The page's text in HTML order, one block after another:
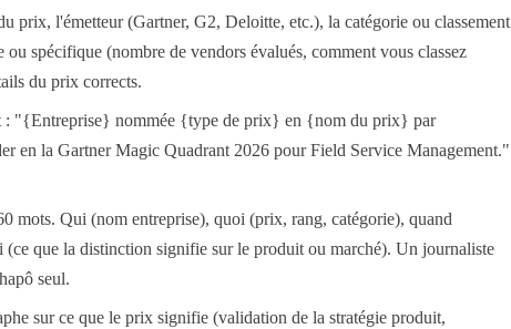
prix, l'émetteur (Gartner, G2, Deloitte, etc.), la catégorie ou classement
spécifique (nombre de vendors évalués, comment vous classez
du prix corrects.
: "{Entreprise} nommée {type de prix} en {nom du prix} par
en la Gartner Magic Quadrant 2026 pour Field Service Management."
mots. Qui (nom entreprise), quoi (prix, rang, catégorie), quand
que la distinction signifie sur le produit ou marché). Un journaliste
seul.
sur ce que le prix signifie (validation de la stratégie produit,